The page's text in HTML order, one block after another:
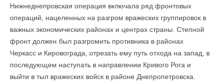
Нижнеднепровская операция включала ряд фронтовых
операций, нацеленных на разгром вражеских группировок в
важных экономических районах и центрах страны. Степной
фронт должен был разгромить противника в районах
Черкасс и Кировограда, отрезать ему путь отхода на запад, в
последующем наступать в направлении Кривого Рога и
выйти в тыл вражеских войск в районе Днепропетровска.